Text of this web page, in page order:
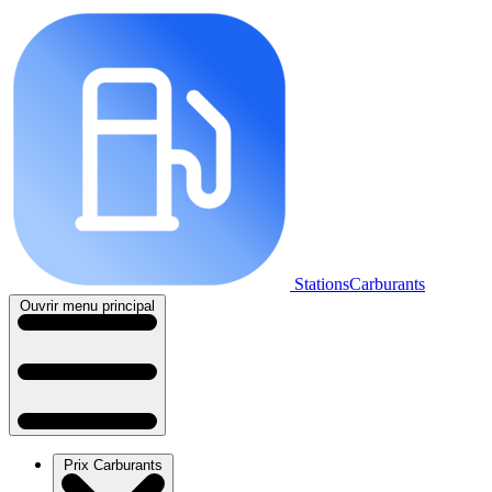
StationsCarburants
Ouvrir menu principal
Prix Carburants